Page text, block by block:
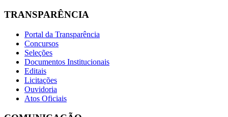
TRANSPARÊNCIA
Portal da Transparência
Concursos
Seleções
Documentos Institucionais
Editais
Licitações
Ouvidoria
Atos Oficiais